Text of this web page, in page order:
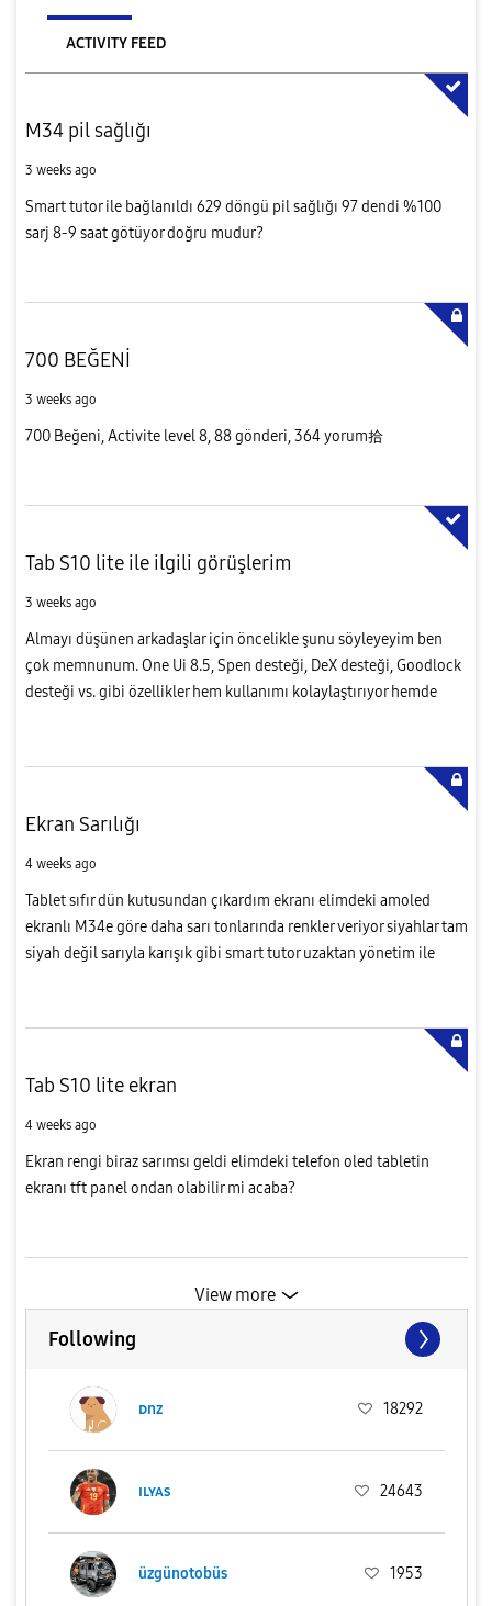
ACTIVITY FEED
M34 pil sağlığı
3 weeks ago
Smart tutor ile bağlanıldı 629 döngü pil sağlığı 97 dendi %100
sarj 8-9 saat götüyor doğru mudur?
700 BEĞENİ
3 weeks ago
700 Beğeni, Activite level 8, 88 gönderi, 364 yorum拾
Tab S10 lite ile ilgili görüşlerim
3 weeks ago
Almayı düşünen arkadaşlar için öncelikle şunu söyleyeyim ben
çok memnunum. One Ui 8.5, Spen desteği, DeX desteği, Goodlock
desteği vs. gibi özellikler hem kullanımı kolaylaştırıyor hemde
Ekran Sarılığı
4 weeks ago
Tablet sıfır dün kutusundan çıkardım ekranı elimdeki amoled
ekranlı M34e göre daha sarı tonlarında renkler veriyor siyahlar tam
siyah değil sarıyla karışık gibi smart tutor uzaktan yönetim ile
Tab S10 lite ekran
4 weeks ago
Ekran rengi biraz sarımsı geldi elimdeki telefon oled tabletin
ekranı tft panel ondan olabilir mi acaba?
View more
Following
ᴅnz 18292
ɪʟʏᴀs 24643
üzgünotobüs 1953